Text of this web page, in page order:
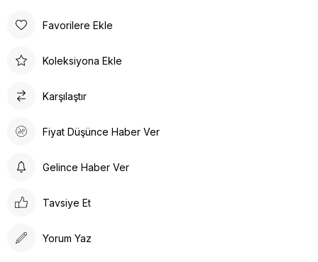
Favorilere Ekle
Koleksiyona Ekle
Karşılaştır
Fiyat Düşünce Haber Ver
Gelince Haber Ver
Tavsiye Et
Yorum Yaz